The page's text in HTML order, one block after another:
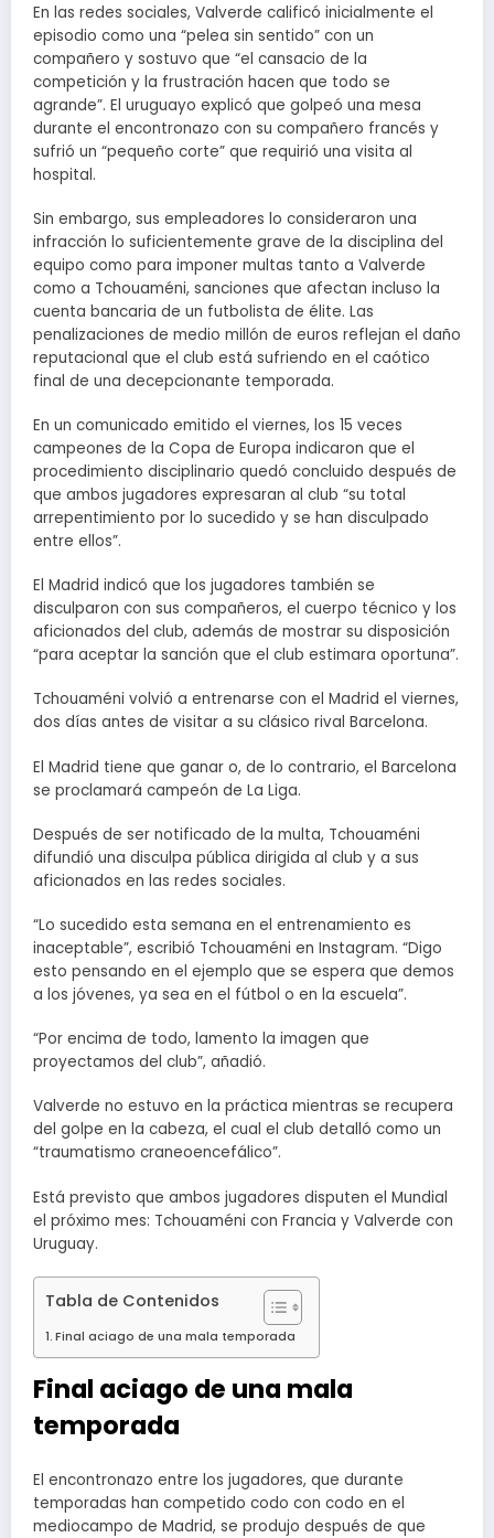
En las redes sociales, Valverde calificó inicialmente el
episodio como una “pelea sin sentido” con un
compañero y sostuvo que “el cansacio de la
competición y la frustración hacen que todo se
agrande”. El uruguayo explicó que golpeó una mesa
durante el encontronazo con su compañero francés y
sufrió un “pequeño corte” que requirió una visita al
hospital.
Sin embargo, sus empleadores lo consideraron una
infracción lo suficientemente grave de la disciplina del
equipo como para imponer multas tanto a Valverde
como a Tchouaméni, sanciones que afectan incluso la
cuenta bancaria de un futbolista de élite. Las
penalizaciones de medio millón de euros reflejan el daño
reputacional que el club está sufriendo en el caótico
final de una decepcionante temporada.
En un comunicado emitido el viernes, los 15 veces
campeones de la Copa de Europa indicaron que el
procedimiento disciplinario quedó concluido después de
que ambos jugadores expresaran al club “su total
arrepentimiento por lo sucedido y se han disculpado
entre ellos”.
El Madrid indicó que los jugadores también se
disculparon con sus compañeros, el cuerpo técnico y los
aficionados del club, además de mostrar su disposición
“para aceptar la sanción que el club estimara oportuna”.
Tchouaméni volvió a entrenarse con el Madrid el viernes,
dos días antes de visitar a su clásico rival Barcelona.
El Madrid tiene que ganar o, de lo contrario, el Barcelona
se proclamará campeón de La Liga.
Después de ser notificado de la multa, Tchouaméni
difundió una disculpa pública dirigida al club y a sus
aficionados en las redes sociales.
“Lo sucedido esta semana en el entrenamiento es
inaceptable”, escribió Tchouaméni en Instagram. “Digo
esto pensando en el ejemplo que se espera que demos
a los jóvenes, ya sea en el fútbol o en la escuela”.
“Por encima de todo, lamento la imagen que
proyectamos del club”, añadió.
Valverde no estuvo en la práctica mientras se recupera
del golpe en la cabeza, el cual el club detalló como un
“traumatismo craneoencefálico”.
Está previsto que ambos jugadores disputen el Mundial
el próximo mes: Tchouaméni con Francia y Valverde con
Uruguay.
Tabla de Contenidos
Final aciago de una mala temporada
Final aciago de una mala
temporada
El encontronazo entre los jugadores, que durante
temporadas han competido codo con codo en el
mediocampo de Madrid, se produjo después de que